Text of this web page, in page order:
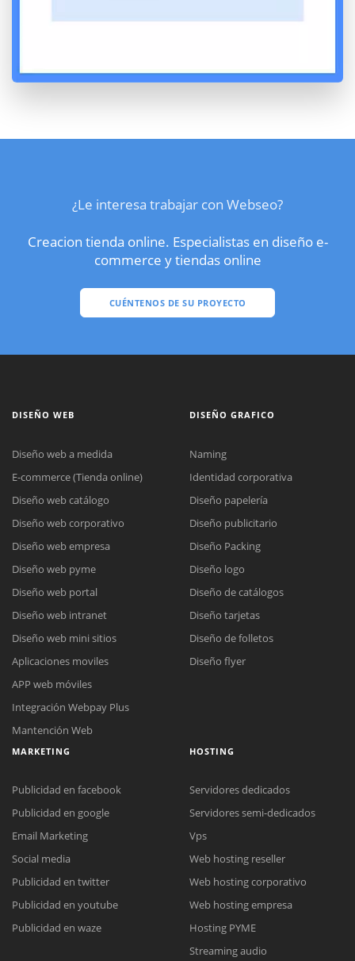
¿Le interesa trabajar con Webseo?
Creacion tienda online. Especialistas en diseño e-
commerce y tiendas online
CUÉNTENOS DE SU PROYECTO
Reunión online
Meet para la reunión online.
Cotización
Chat Online
Todos nuestros ejecutivos están fuera de línea. Complete el formulario
DISEÑO WEB
Diseño web a medida
E-commerce (Tienda online)
Diseño web catálogo
Diseño web corporativo
Diseño web empresa
Diseño web pyme
Diseño web portal
Diseño web intranet
Diseño web mini sitios
Aplicaciones moviles
APP web móviles
Integración Webpay Plus
Mantención Web
DISEÑO GRAFICO
Naming
Identidad corporativa
Diseño papelería
Diseño publicitario
Diseño Packing
Diseño logo
Diseño de catálogos
Diseño tarjetas
Diseño de folletos
Diseño flyer
MARKETING
Publicidad en facebook
Publicidad en google
Email Marketing
Social media
Publicidad en twitter
Publicidad en youtube
Publicidad en waze
HOSTING
Servidores dedicados
Servidores semi-dedicados
Vps
Web hosting reseller
Web hosting corporativo
Web hosting empresa
Hosting PYME
Streaming audio